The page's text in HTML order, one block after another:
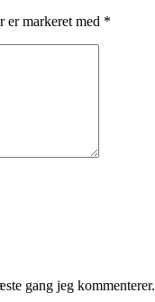
markeret med *
gang jeg kommenterer.